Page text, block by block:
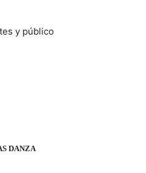
y público
DANZA